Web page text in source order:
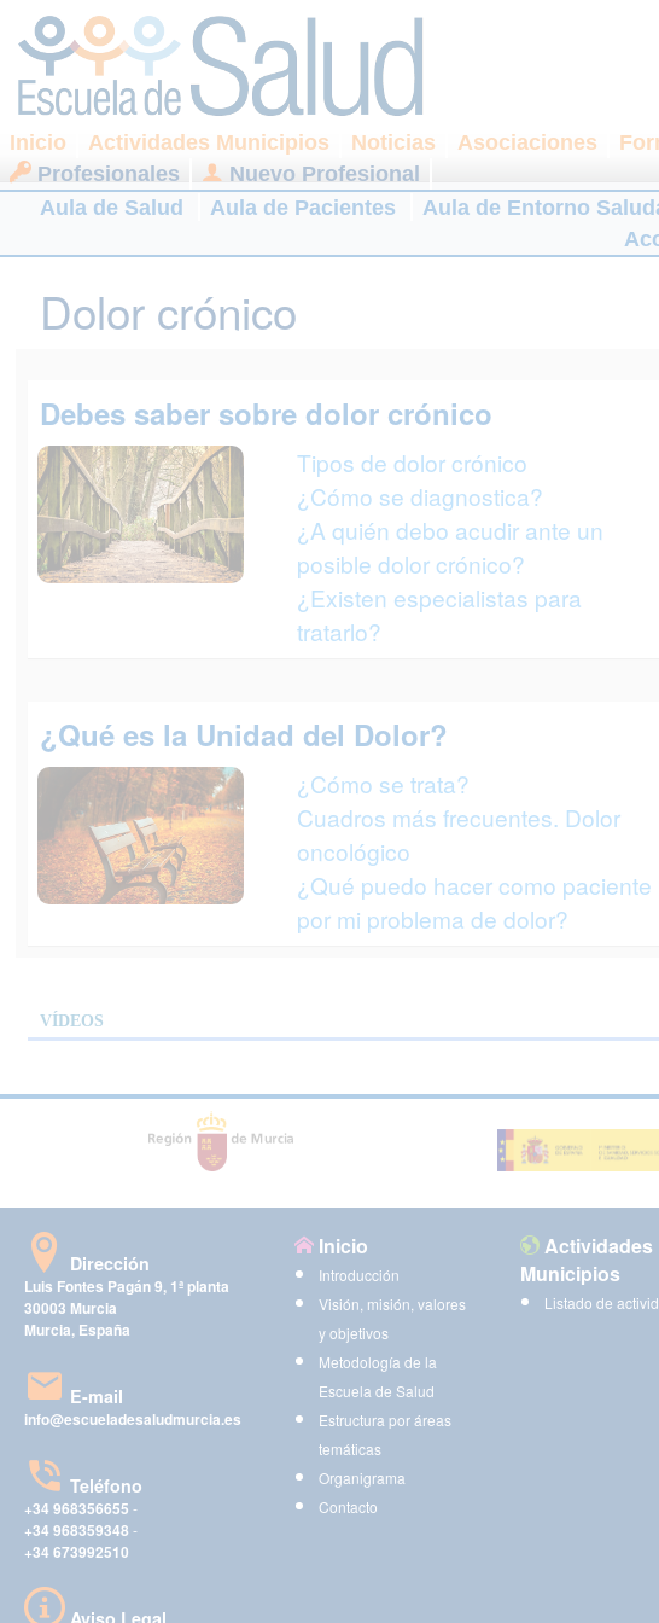
Inicio Actividades Municipios Noticias Asociaciones
Profesionales
Nuevo Profesional
Aula de Salud
Aula de Pacientes Aula de Entorno
Dolor crónico
Debes saber sobre dolor crónico
Tipos de dolor crónico
¿Cómo se diagnostica?
¿A quién debo acudir ante un
posible dolor crónico?
¿Existen especialistas para
tratarlo?
¿Qué es la Unidad del Dolor?
¿Cómo se trata?
Cuadros más frecuentes. Dolor
oncológico
¿Qué puedo hacer como paciente
por mi problema de dolor?
VÍDEOS
Dirección
Luis Fontes Pagán 9, 1ª planta
30003 Murcia
Murcia, España
E-mail
info@escueladesaludmurcia.es
Teléfono
+34 968356655 -
+34 968359348 -
+34 673992510
Aviso Legal
Inicio
Introducción
Visión, misión, valores
y objetivos
Metodología de la
Escuela de Salud
Estructura por áreas
temáticas
Organigrama
Contacto
Actividades
Municipios
Listado de